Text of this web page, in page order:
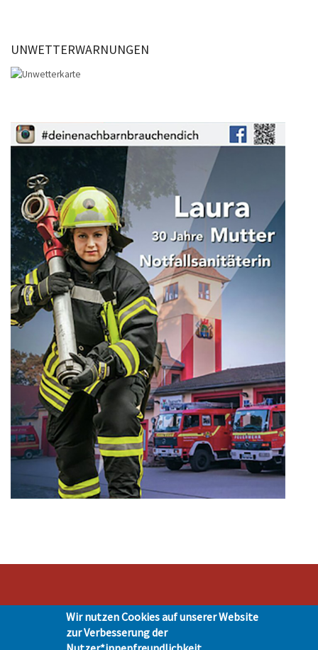
UNWETTERWARNUNGEN
Stadt Hohen Neuendorf • Oranienburger Str. 2 • 16540 Hohen Neuendorf •
Telefon 03303-528-0
Wir nutzen Cookies auf unserer Website
zur Verbesserung der